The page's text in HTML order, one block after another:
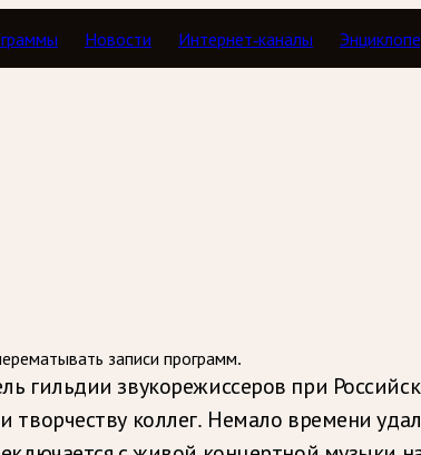
Новости Интернет-каналы
в мажоре
записи программ.
гильдии звукорежиссеров при
коллег. Немало времени